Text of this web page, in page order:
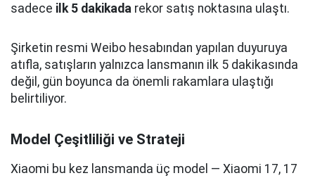
sadece ilk 5 dakikada rekor satış noktasına ulaştı.
Şirketin resmi Weibo hesabından yapılan duyuruya
atıfla, satışların yalnızca lansmanın ilk 5 dakikasında
değil, gün boyunca da önemli rakamlara ulaştığı
belirtiliyor.
Model Çeşitliliği ve Strateji
Xiaomi bu kez lansmanda üç model — Xiaomi 17, 17